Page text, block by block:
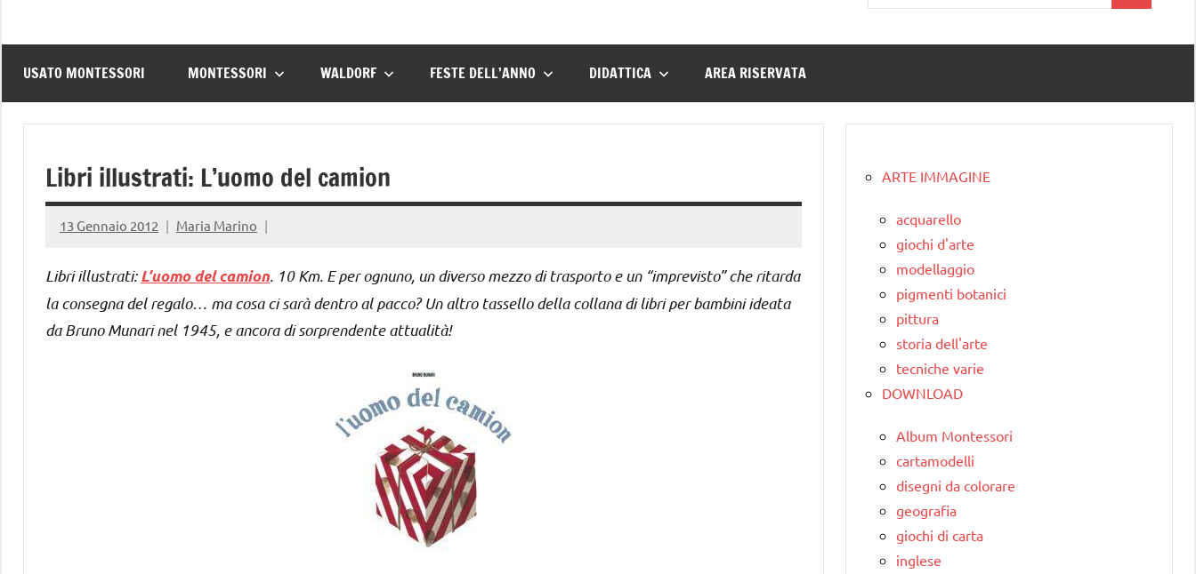
per:
USATO MONTESSORI MONTESSORI WALDORF FESTE DELL’ANNO DIDATTICA AREA RISERVATA
Libri illustrati: L’uomo del camion
13 Gennaio 2012 Maria Marino
Libri illustrati:L’uomo del camion. 10 Km. E per ognuno, un diverso mezzo di trasporto e un “imprevisto” che ritarda
la consegna del regalo… ma cosa ci sarà dentro al pacco? Un altro tassello della collana di libri per bambini ideata
da Bruno Munari nel 1945, e ancora di sorprendente attualità!
ARTE IMMAGINE
acquarello
giochi d'arte
modellaggio
pigmenti botanici
pittura
storia dell'arte
tecniche varie
DOWNLOAD
Album Montessori
cartamodelli
disegni da colorare
geografia
giochi di carta
inglese